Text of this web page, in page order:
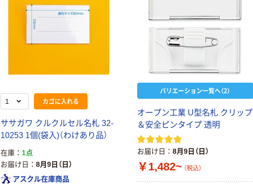
カゴに入れる
ササガワ クルクルセル名札 32-
10253 1個(袋入)（わけあり品）
在庫
1点
お届け日
8月9日（日）
アスクル在庫商品
バリエーション一覧へ（2）
オープン工業 U型名札 クリップ
＆安全ピンタイプ 透明
お届け日 8月9日（日）
￥1,482~ （税込）